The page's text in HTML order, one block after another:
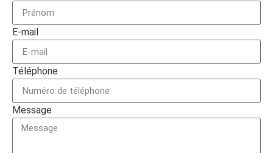
E-mail
Téléphone
Message